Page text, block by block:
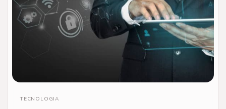
TECNOLOGIA